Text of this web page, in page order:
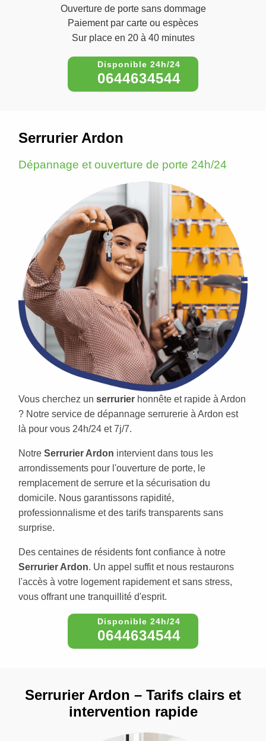
Ouverture de porte sans dommage
Paiement par carte ou espèces
Sur place en 20 à 40 minutes
0644634544
Serrurier Ardon
Dépannage et ouverture de porte 24h/24
Vous cherchez un serrurier honnête et rapide à Ardon
? Notre service de dépannage serrurerie à Ardon est
là pour vous 24h/24 et 7j/7.
Notre Serrurier Ardon intervient dans tous les
arrondissements pour l'ouverture de porte, le
remplacement de serrure et la sécurisation du
domicile. Nous garantissons rapidité,
professionnalisme et des tarifs transparents sans
surprise.
Des centaines de résidents font confiance à notre
Serrurier Ardon. Un appel suffit et nous restaurons
l'accès à votre logement rapidement et sans stress,
vous offrant une tranquillité d'esprit.
0644634544
Serrurier Ardon – Tarifs clairs et
intervention rapide